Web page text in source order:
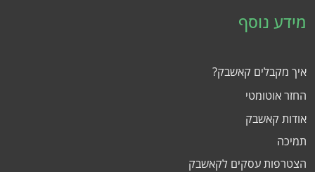
מידע נוסף
איך מקבלים קאשבק?
החזר אוטומטי
אודות קאשבק
תמיכה
הצטרפות עסקים לקאשבק